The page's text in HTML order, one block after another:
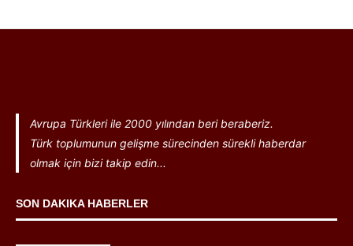
Avrupa Türkleri ile 2000 yılından beri beraberiz.
Türk toplumunun gelişme sürecinden sürekli haberdar
olmak için bizi takip edin...
SON DAKIKA HABERLER